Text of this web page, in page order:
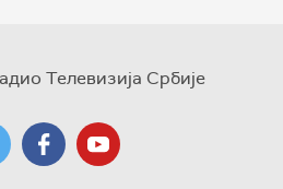
Телевизија Србије